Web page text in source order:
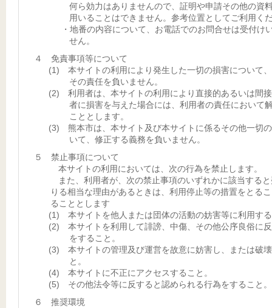
何ら効力はありませんので、証明や申請その他の資
用いることはできません。参考位置としてご利用く
・地番の内容について、お電話でのお問合せは受付け
せん。
４ 免責事項等について
(1) 本サイトの利用により発生した一切の損害について
その責任を負いません。
(2) 利用者は、本サイトの利用により直接的あるいは間
者に損害を与えた場合には、利用者の責任において
こととします。
(3) 熊本市は、本サイト及び本サイトに係るその他一切
いて、修正する義務を負いません。
５ 禁止事項について
本サイトの利用においては、次の行為を禁止します。
また、利用者が、次の禁止事項のいずれかに該当する
りる相当な理由があるときは、利用停止等の措置をとる
ることとします
(1) 本サイトを他人または団体の活動の妨害等に利用す
(2) 本サイトを利用して誹謗、中傷、その他公序良俗に
をすること。
(3) 本サイトの管理及び運営を故意に妨害し、または破
と。
(4) 本サイトに不正にアクセスすること。
(5) その他法令等に反すると認められる行為をすること。
６ 推奨環境